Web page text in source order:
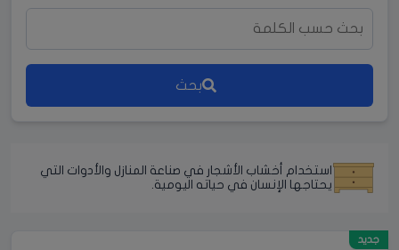
بحث
استخدام أخشاب الأشجار في صناعة المنازل والأدوات التي
يحتاجها الإنسان في حياته اليومية.
جديد